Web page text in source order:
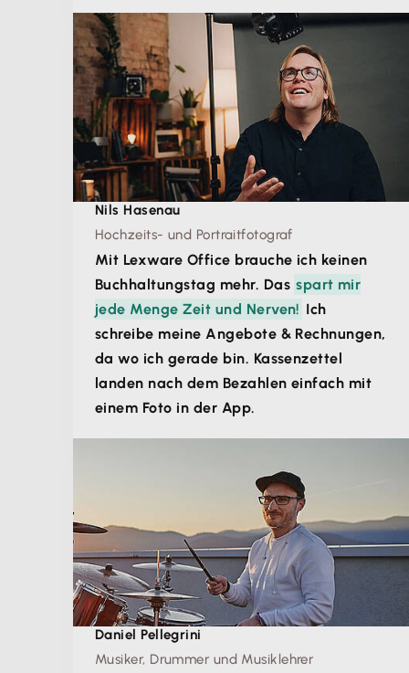
Nils Hasenau
Hochzeits- und Portraitfotograf
Mit Lexware Office brauche ich keinen
Buchhaltungstag mehr. Das spart mir
jede Menge Zeit und Nerven! Ich
schreibe meine Angebote & Rechnungen,
da wo ich gerade bin. Kassenzettel
landen nach dem Bezahlen einfach mit
einem Foto in der App.
Daniel Pellegrini
Musiker, Drummer und Musiklehrer